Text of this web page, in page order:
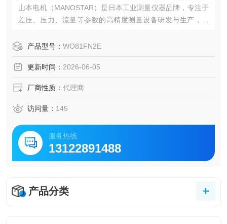
山本电机（MANOSTAR）是日本工业测量仪器品牌，专注于
差压、压力、流量等参数的高精度测量设备研发与生产，在
用。产品型号： WO81FN2E
更新时间： 2026-06-05
厂商性质： 代理商
访问量： 145
服务热线
13122891488
产品分类